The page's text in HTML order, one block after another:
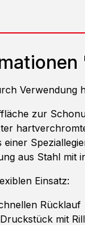
Verwendung
zur
einer
aus Stahl mit
Einsatz:
Rücklauf
mit